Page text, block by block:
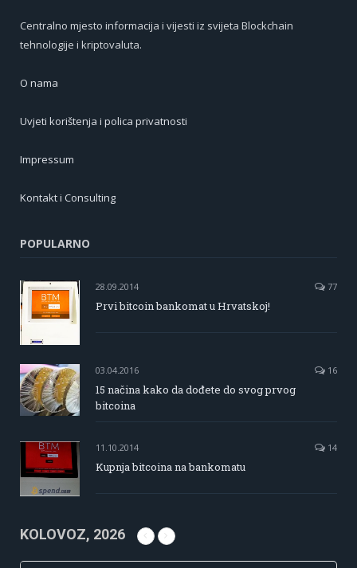
Centralno mjesto informacija i vijesti iz svijeta Blockchain
tehnologije i kriptovaluta.
O nama
Uvjeti korištenja i polica privatnosti
Impressum
Kontakt i Consulting
POPULARNO
28.09.2014 77
Prvi bitcoin bankomat u Hrvatskoj!
03.04.2016 16
15 načina kako da dođete do svog prvog
bitcoina
11.10.2014 14
Kupnja bitcoina na bankomatu
KOLOVOZ, 2026